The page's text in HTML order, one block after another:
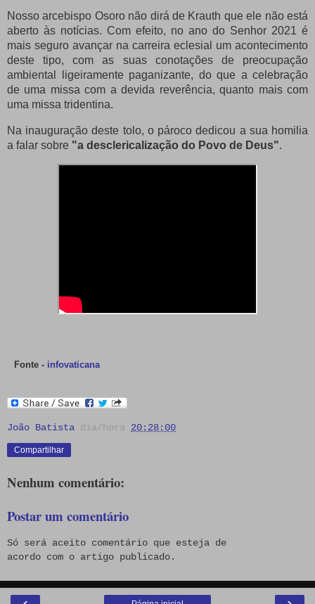
Nosso arcebispo Osoro não dirá de Krauth que ele não está
aberto às notícias. Com efeito, no ano do Senhor 2021 é
mais seguro avançar na carreira eclesial um acontecimento
deste tipo, com as suas conotações de preocupação
ambiental ligeiramente paganizante, do que a celebração
de uma missa com a devida reverência, quanto mais com
uma missa tridentina.
Na inauguração deste tolo, o pároco dedicou a sua homilia
a falar sobre "a desclericalização do Povo de Deus".
Fonte - infovaticana
João Batista dia/hora 20:28:00
Compartilhar
Nenhum comentário:
Postar um comentário
Só será aceito comentário que esteja de
acordo com o artigo publicado.